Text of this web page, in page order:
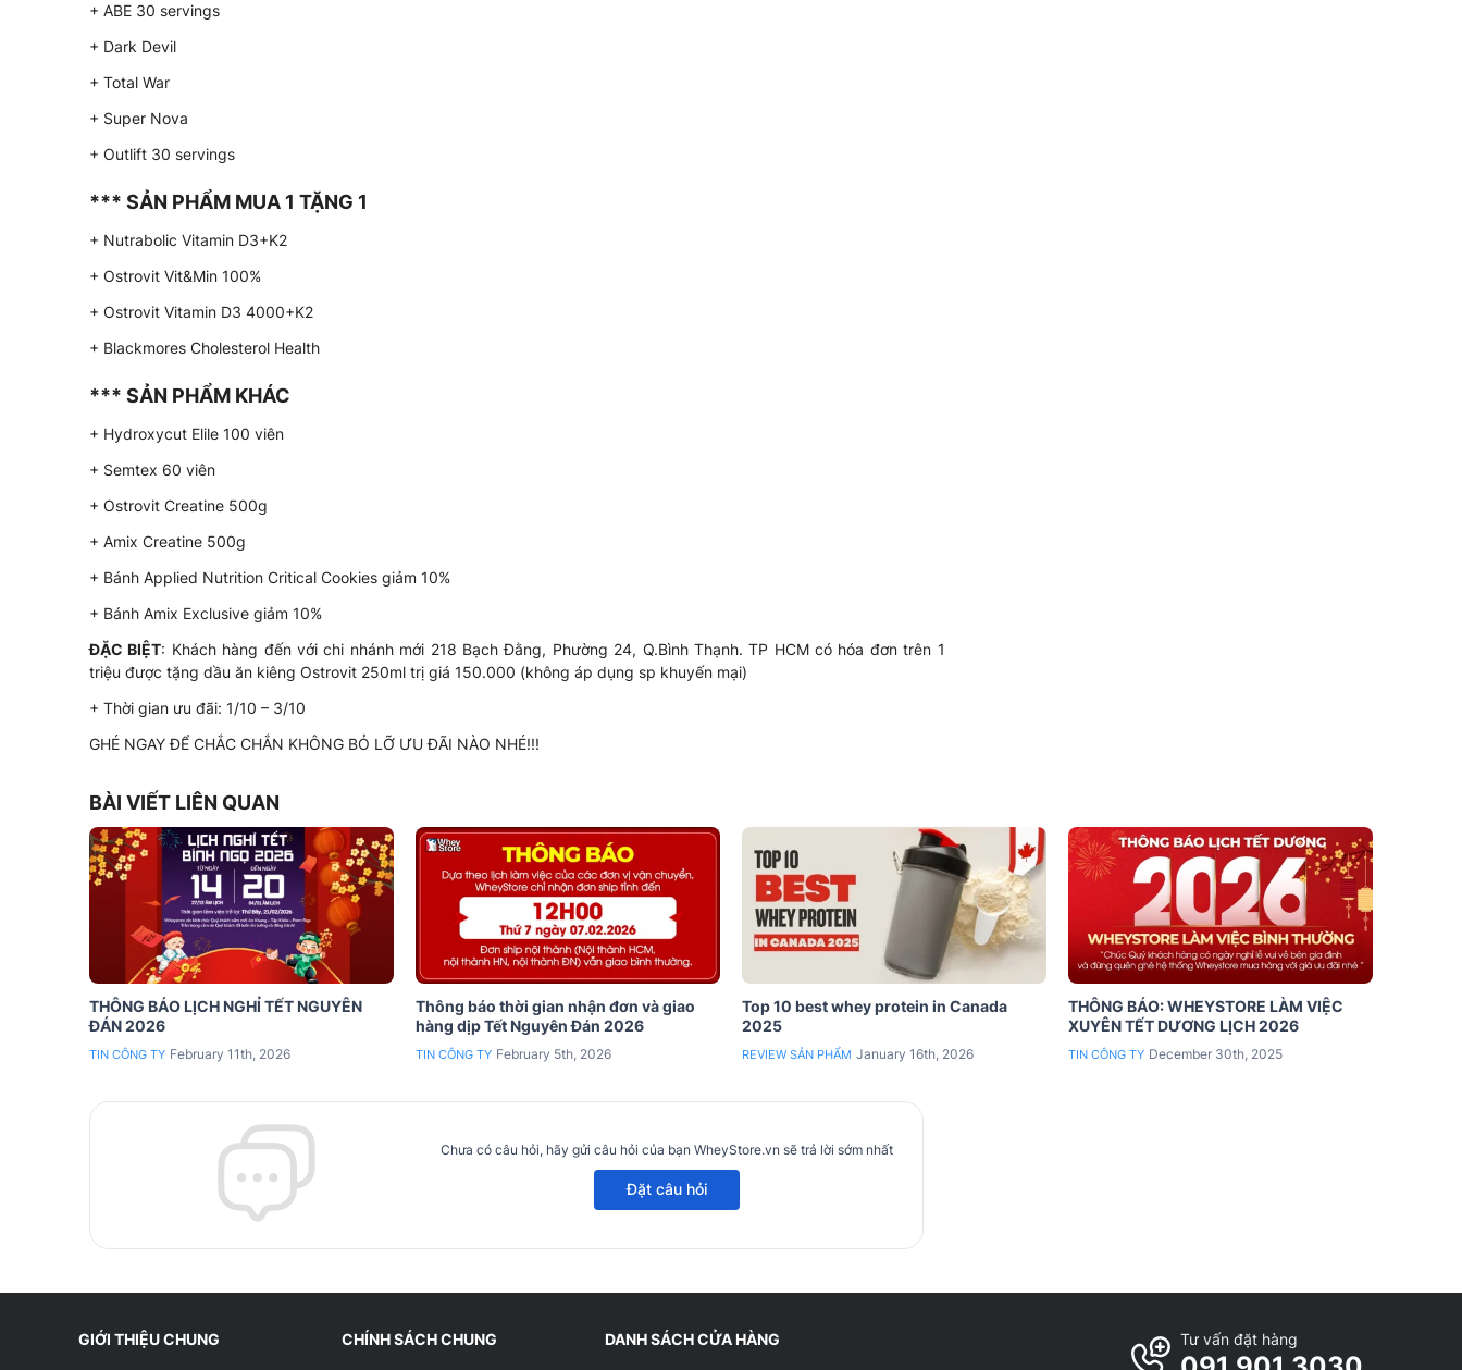
+ ABE 30 servings
+ Dark Devil
+ Total War
+ Super Nova
+ Outlift 30 servings
*** SẢN PHẨM MUA 1 TẶNG 1
+ Nutrabolic Vitamin D3+K2
+ Ostrovit Vit&Min 100%
+ Ostrovit Vitamin D3 4000+K2
+ Blackmores Cholesterol Health
*** SẢN PHẨM KHÁC
+ Hydroxycut Elile 100 viên
+ Semtex 60 viên
+ Ostrovit Creatine 500g
+ Amix Creatine 500g
+ Bánh Applied Nutrition Critical Cookies giảm 10%
+ Bánh Amix Exclusive giảm 10%
ĐẶC BIỆT: Khách hàng đến với chi nhánh mới 218 Bạch Đằng, Phường 24, Q.Bình Thạnh. TP HCM có hóa đơn trên 1
triệu được tặng dầu ăn kiêng Ostrovit 250ml trị giá 150.000 (không áp dụng sp khuyến mại)
+ Thời gian ưu đãi: 1/10 – 3/10
GHÉ NGAY ĐỂ CHẮC CHẮN KHÔNG BỎ LỠ ƯU ĐÃI NÀO NHÉ!!!
BÀI VIẾT LIÊN QUAN
THÔNG BÁO LỊCH NGHỈ TẾT NGUYÊN
ĐÁN 2026
TIN CÔNG TY February 11th, 2026
Thông báo thời gian nhận đơn và giao
hàng dịp Tết Nguyên Đán 2026
TIN CÔNG TY February 5th, 2026
Top 10 best whey protein in Canada
2025
REVIEW SẢN PHẨM January 16th, 2026
THÔNG BÁO: WHEYSTORE LÀM VIỆC
XUYÊN TẾT DƯƠNG LỊCH 2026
TIN CÔNG TY December 30th, 2025
Chưa có câu hỏi, hãy gửi câu hỏi của bạn WheyStore.vn sẽ trả lời sớm nhất
Đặt câu hỏi
GIỚI THIỆU CHUNG CHÍNH SÁCH CHUNG DANH SÁCH CỬA HÀNG Tư vấn đặt hàng